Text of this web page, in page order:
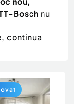
Bosch nu
continua